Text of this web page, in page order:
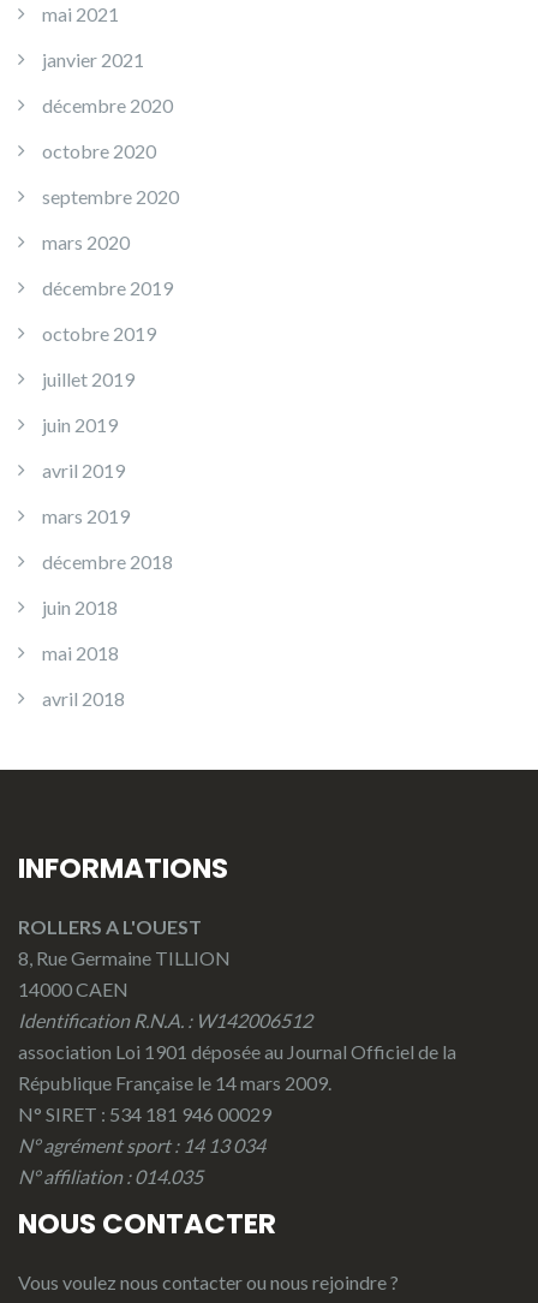
mai 2021
janvier 2021
décembre 2020
octobre 2020
septembre 2020
mars 2020
décembre 2019
octobre 2019
juillet 2019
juin 2019
avril 2019
mars 2019
décembre 2018
juin 2018
mai 2018
avril 2018
INFORMATIONS
ROLLERS A L'OUEST
8, Rue Germaine TILLION
14000 CAEN
Identification R.N.A. : W142006512
association Loi 1901 déposée au Journal Officiel de la
République Française le 14 mars 2009.
N° SIRET : 534 181 946 00029
N° agrément sport : 14 13 034
N° affiliation : 014.035
NOUS CONTACTER
Vous voulez nous contacter ou nous rejoindre ?